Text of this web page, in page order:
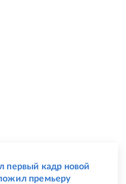
первый кадр новой
премьеру